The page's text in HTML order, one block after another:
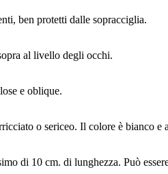
ben protetti dalle sopracciglia.
al livello degli occhi.
e oblique.
o sericeo. Il colore è bianco e
di 10 cm. di lunghezza. Può